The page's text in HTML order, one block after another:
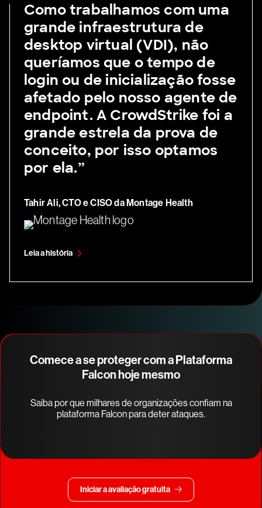
Como trabalhamos com uma
grande infraestrutura de
desktop virtual (VDI), não
queríamos que o tempo de
login ou de inicialização fosse
afetado pelo nosso agente de
endpoint. A CrowdStrike foi a
grande estrela da prova de
conceito, por isso optamos
por ela.”
Tahir Ali, CTO e CISO da Montage Health
Leia a história
Comece a se proteger com a Plataforma
Falcon hoje mesmo
Saiba por que milhares de organizações confiam na
plataforma Falcon para deter ataques.
Iniciar a avaliação gratuita